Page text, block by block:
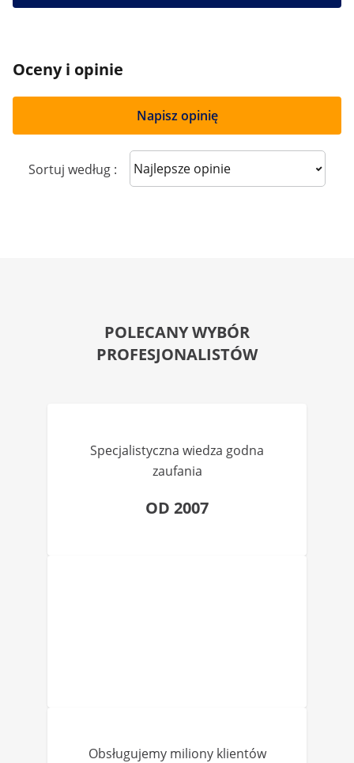
Oceny i opinie
Napisz opinię
Sortuj według : Sort reviews
POLECANY WYBÓR
PROFESJONALISTÓW
Specjalistyczna wiedza godna
zaufania
OD 2007
Obsługujemy miliony klientów